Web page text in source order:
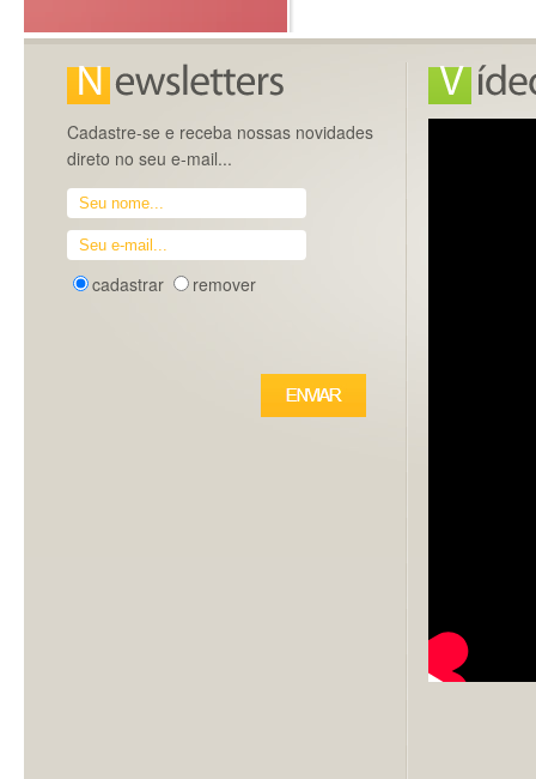
Cadastre-se e receba nossas novidades
direto no seu e-mail...
cadastrar remover